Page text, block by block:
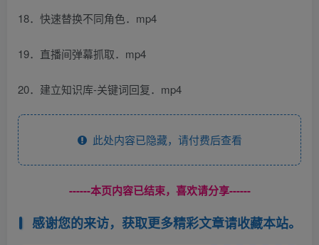
18．快速替换不同角色．mp4
19．直播间弹幕抓取．mp4
20．建立知识库-关键词回复．mp4
此处内容已隐藏，请付费后查看
------本页内容已结束，喜欢请分享------
感谢您的来访，获取更多精彩文章请收藏本站。